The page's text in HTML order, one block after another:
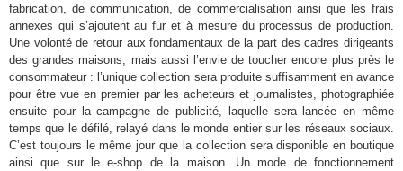
fabrication, de communication, de commercialisation ainsi que les frais
annexes qui s’ajoutent au fur et à mesure du processus de production.
Une volonté de retour aux fondamentaux de la part des cadres dirigeants
des grandes maisons, mais aussi l’envie de toucher encore plus près le
consommateur : l’unique collection sera produite suffisamment en avance
pour être vue en premier par les acheteurs et journalistes, photographiée
ensuite pour la campagne de publicité, laquelle sera lancée en même
temps que le défilé, relayé dans le monde entier sur les réseaux sociaux.
C’est toujours le même jour que la collection sera disponible en boutique
ainsi que sur le e-shop de la maison. Un mode de fonctionnement